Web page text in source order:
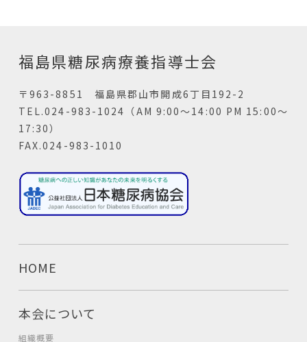
福島県糖尿病療養指導士会
〒963-8851 福島県郡山市開成6丁目192-2
TEL.024-983-1024（AM 9:00～14:00 PM 15:00～
17:30）
FAX.024-983-1010
HOME
本会について
組織概要